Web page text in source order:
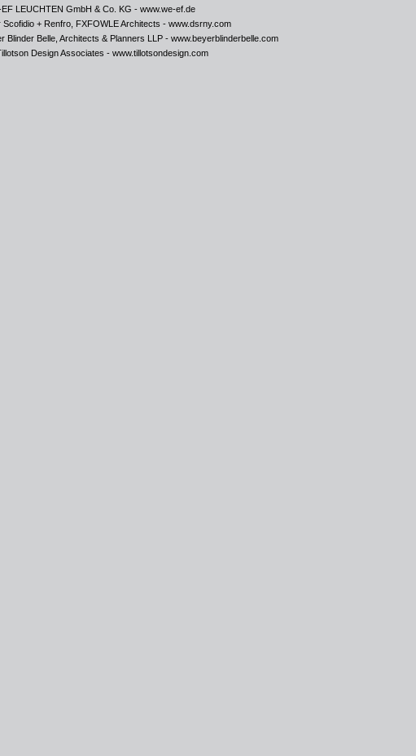
LEUCHTEN GmbH & Co. KG - www.we-ef.de
Scofidio + Renfro, FXFOWLE Architects - www.dsrny.com
Blinder Belle, Architects & Planners LLP - www.beyerblinderbelle.com
Design Associates - www.tillotsondesign.com